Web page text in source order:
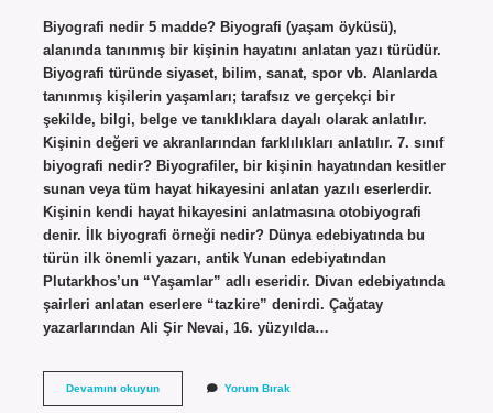
Biyografi nedir 5 madde? Biyografi (yaşam öyküsü),
alanında tanınmış bir kişinin hayatını anlatan yazı türüdür.
Biyografi türünde siyaset, bilim, sanat, spor vb. Alanlarda
tanınmış kişilerin yaşamları; tarafsız ve gerçekçi bir
şekilde, bilgi, belge ve tanıklıklara dayalı olarak anlatılır.
Kişinin değeri ve akranlarından farklılıkları anlatılır. 7. sınıf
biyografi nedir? Biyografiler, bir kişinin hayatından kesitler
sunan veya tüm hayat hikayesini anlatan yazılı eserlerdir.
Kişinin kendi hayat hikayesini anlatmasına otobiyografi
denir. İlk biyografi örneği nedir? Dünya edebiyatında bu
türün ilk önemli yazarı, antik Yunan edebiyatından
Plutarkhos’un “Yaşamlar” adlı eseridir. Divan edebiyatında
şairleri anlatan eserlere “tazkire” denirdi. Çağatay
yazarlarından Ali Şir Nevai, 16. yüzyılda…
Devamını okuyunBiyografi
Yorum Bırak